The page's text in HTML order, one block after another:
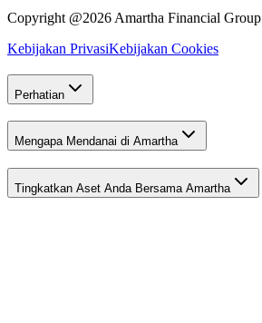
Copyright @2026 Amartha Financial Group
Kebijakan PrivasiKebijakan Cookies
Perhatian
Mengapa Mendanai di Amartha
Tingkatkan Aset Anda Bersama Amartha